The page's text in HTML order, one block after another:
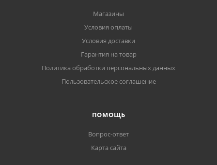
Магазины
Условия оплаты
Условия доставки
Гарантия на товар
Политика обработки персональных данных
Пользовательское соглашение
ПОМОЩЬ
Вопрос-ответ
Карта сайта